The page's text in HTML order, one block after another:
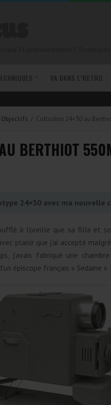
Objectifs / Collodion 24×30 au
BERTHIOT
24×30 avec ma nouvelle
à l’oreille que sa fille et
plaisir que j’ai accepté
j’avais fabriqué une
épiscope français « Sedaine » :